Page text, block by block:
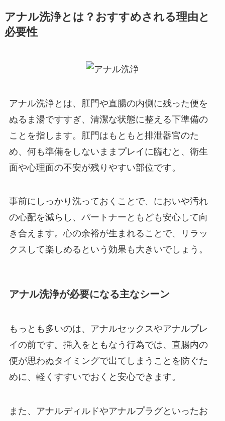
アナル洗浄とは？おすすめされる理由と
必要性
アナル洗浄とは、肛門や直腸の内側に残った便を
ぬるま湯ですすぎ、清潔な状態に整える下準備の
ことを指します。肛門はもともと排泄器官のた
め、何も準備をしないままプレイに臨むと、衛生
面や心理面の不安が残りやすい部位です。
事前にしっかり洗っておくことで、においや汚れ
の心配を減らし、パートナーともども安心して向
き合えます。心の余裕が生まれることで、リラッ
クスして楽しめるという効果も大きいでしょう。
アナル洗浄が必要になる主なシーン
もっとも多いのは、アナルセックスやアナルプレ
イの前です。挿入をともなう行為では、直腸内の
便が思わぬタイミングで出てしまうことを防ぐた
めに、軽くすすいでおくと安心できます。
また、アナルディルドやアナルプラグといったお